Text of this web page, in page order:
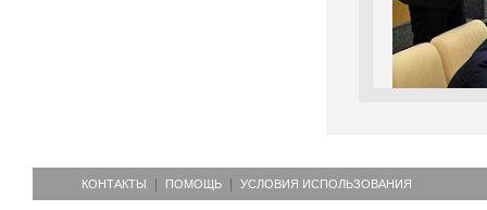
КОНТАКТЫ ПОМОЩЬ УСЛОВИЯ ИСПОЛЬЗОВАНИЯ